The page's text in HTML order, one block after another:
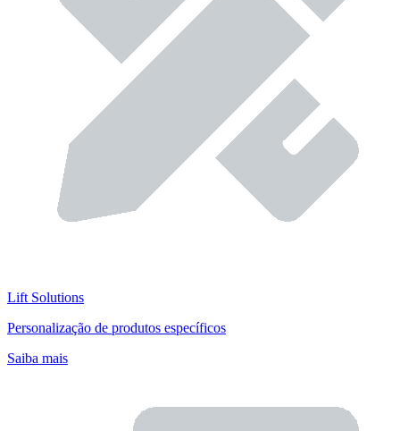
Lift Solutions
Personalização de produtos específicos
Saiba mais